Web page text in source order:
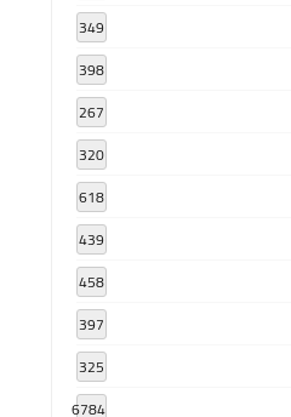
349
398
267
320
618
439
458
397
325
6784